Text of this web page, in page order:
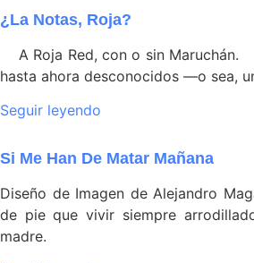
¿La Notas, Roja?
A Roja Red, con o sin Maruchán.
hasta ahora desconocidos —o sea,
Seguir leyendo
Si Me Han De Matar Mañana
Diseño de Imagen de Alejandro
de pie que vivir siempre
madre.